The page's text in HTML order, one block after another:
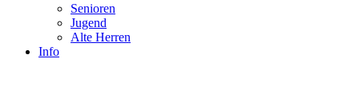
Senioren
Jugend
Alte Herren
Info